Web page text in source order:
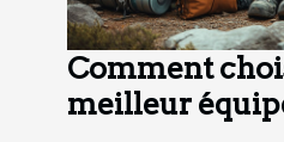
Comment
meilleur